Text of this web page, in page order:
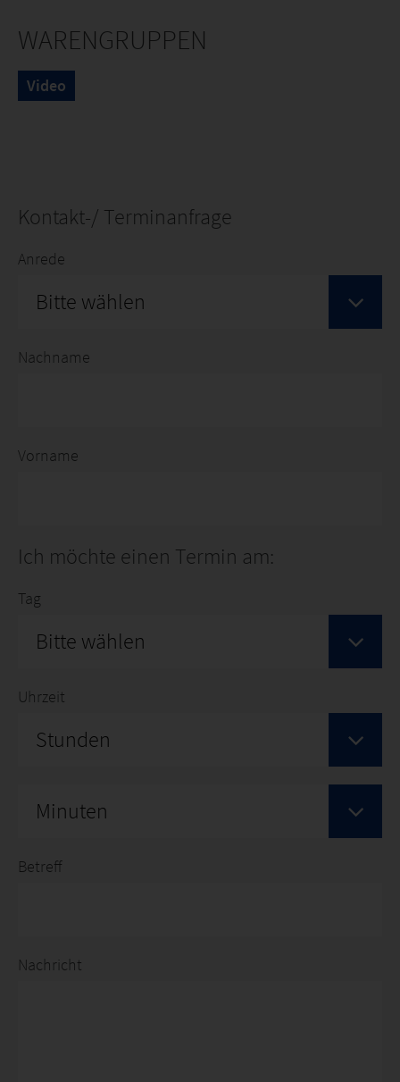
WARENGRUPPEN
Video
Kontakt-/ Terminanfrage
Anrede
Bitte wählen
Nachname
Vorname
Ich möchte einen Termin am:
Tag
Bitte wählen
Uhrzeit
Stunden
Minuten
Betreff
Nachricht